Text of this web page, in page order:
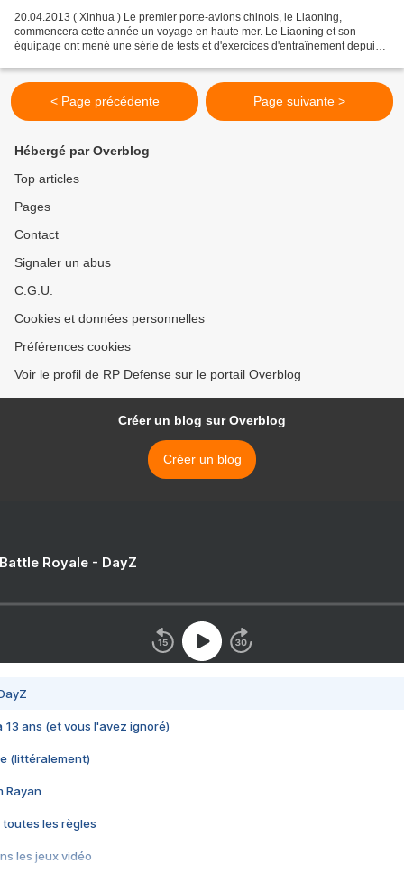
20.04.2013 ( Xinhua ) Le premier porte-avions chinois, le Liaoning,
commencera cette année un voyage en haute mer. Le Liaoning et son
équipage ont mené une série de tests et d'exercices d'entraînement depuis
< Page précédente Page suivante >
Hébergé par Overblog
Top articles
Pages
Contact
Signaler un abus
C.G.U.
Cookies et données personnelles
Préférences cookies
Voir le profil de RP Defense sur le portail Overblog
Créer un blog sur Overblog
Créer un blog
Royale - DayZ
13 ans (et vous l'avez ignoré)
(littéralement)
Rayan
toutes les règles
les jeux vidéo